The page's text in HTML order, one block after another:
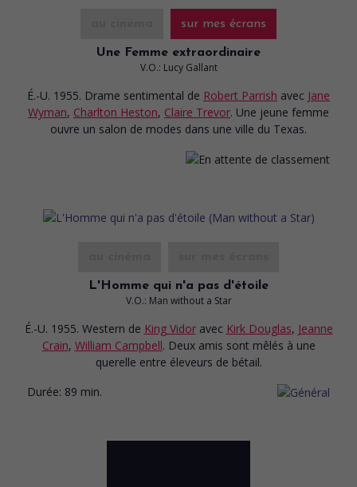
sur mes écrans
Une Femme extraordinaire
V.O.: Lucy Gallant
É.-U. 1955. Drame sentimental de Robert Parrish avec Jane
Wyman, Charlton Heston, Claire Trevor. Une jeune femme
ouvre un salon de modes dans une ville du Texas.
L'Homme qui n'a pas d'étoile
V.O.: Man without a Star
É.-U. 1955. Western de King Vidor avec Kirk Douglas, Jeanne
Crain, William Campbell. Deux amis sont mêlés à une
querelle entre éleveurs de bétail.
Durée: 89 min.